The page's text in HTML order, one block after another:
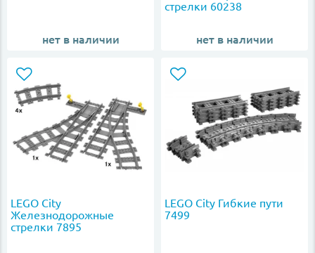
нет в наличии
стрелки 60238
нет в наличии
LEGO City
Железнодорожные
стрелки 7895
LEGO City Гибкие пути
7499